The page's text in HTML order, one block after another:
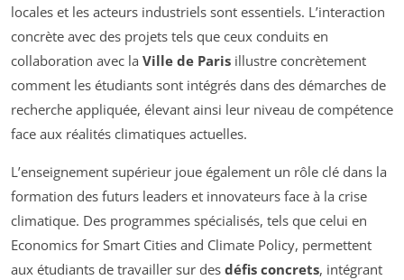
locales et les acteurs industriels sont essentiels. L’interaction
concrète avec des projets tels que ceux conduits en
collaboration avec la Ville de Paris illustre concrètement
comment les étudiants sont intégrés dans des démarches de
recherche appliquée, élevant ainsi leur niveau de compétence
face aux réalités climatiques actuelles.
L’enseignement supérieur joue également un rôle clé dans la
formation des futurs leaders et innovateurs face à la crise
climatique. Des programmes spécialisés, tels que celui en
Economics for Smart Cities and Climate Policy, permettent
aux étudiants de travailler sur des défis concrets, intégrant